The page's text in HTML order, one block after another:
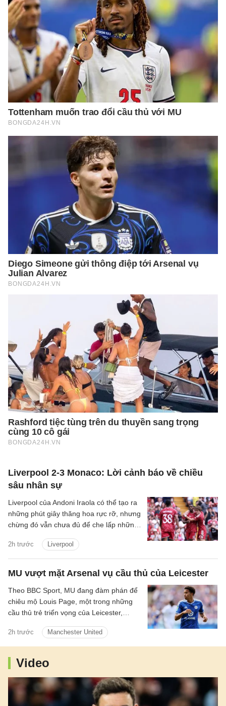
Liverpool 2-3 Monaco: Lời cảnh báo về chiều
sâu nhân sự
2h trước Liverpool
Liverpool của Andoni Iraola có thể tạo ra
những phút giây thăng hoa rực rỡ, nhưng
chừng đó vẫn chưa đủ để che lấp những
thể bùng lên dữ dội khi mọi mắt xích vận
hành đúng nhịp, song lại dễ chao đảo khi
cường độ suy giảm và sự kết nối bắt đầu
MU vượt mặt Arsenal vụ cầu thủ của Leicester
2h trước Manchester United
Theo BBC Sport, MU đang đàm phán để
chiêu mộ Louis Page, một trong những
cầu thủ trẻ triển vọng của Leicester,
Video